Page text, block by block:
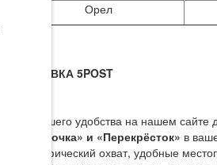
Орел
ДОСТАВКА 5POST
Для вашего удобства на нашем сайте
«Пятёрочка» и «Перекрёсток» в
географический охват, удобные